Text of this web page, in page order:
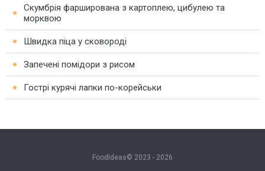
Скумбрія фарширована з картоплею, цибулею та
морквою
Швидка піца у сковороді
Запечені помідори з рисом
Гострі курячі лапки по-корейськи
FoodIdeas© 2023 - 2026